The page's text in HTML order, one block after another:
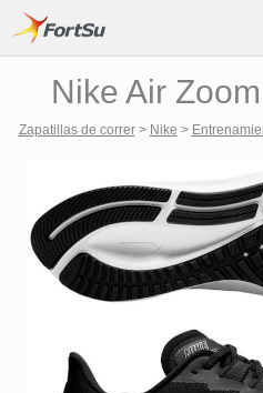
Nike Air
Zapatillas de correr> Nike >